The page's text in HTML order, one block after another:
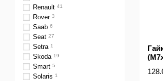
Renault 41
Rover 3
Saab 6
Seat 27
Setra 1
Skoda 19
Smart 5
Solaris 1